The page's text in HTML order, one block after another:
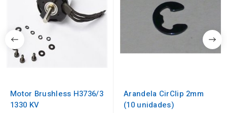
Motor Brushless H3736/3
1330 KV
Arandela CirClip 2mm
(10 unidades)